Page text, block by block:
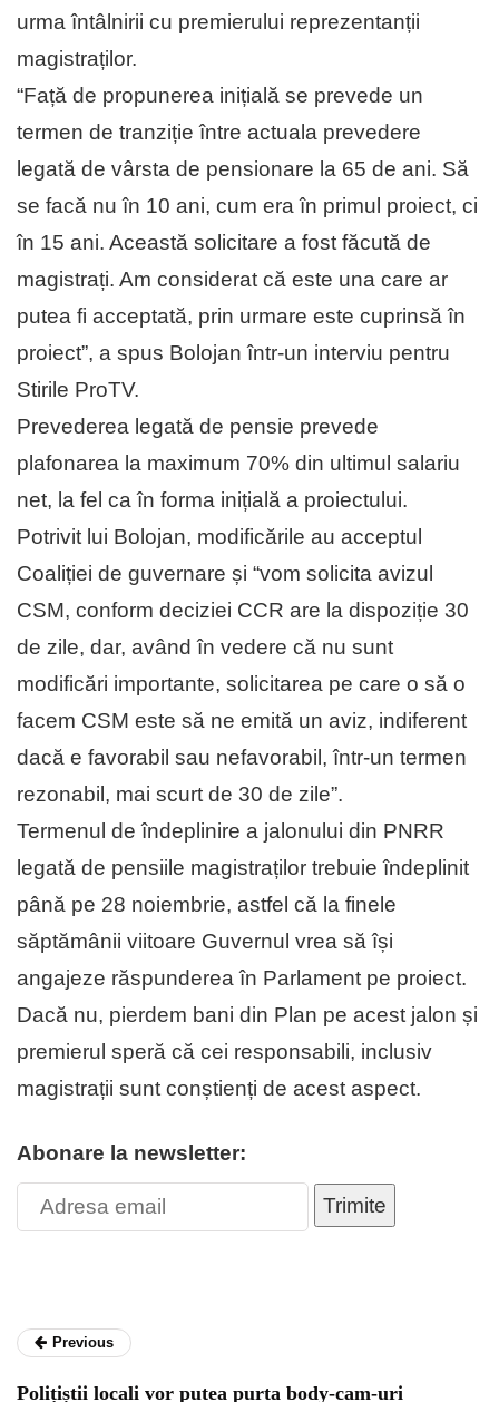
urma întâlnirii cu premierului reprezentanții
magistraților.
“Față de propunerea inițială se prevede un
termen de tranziție între actuala prevedere
legată de vârsta de pensionare la 65 de ani. Să
se facă nu în 10 ani, cum era în primul proiect, ci
în 15 ani. Această solicitare a fost făcută de
magistrați. Am considerat că este una care ar
putea fi acceptată, prin urmare este cuprinsă în
proiect”, a spus Bolojan într-un interviu pentru
Stirile ProTV.
Prevederea legată de pensie prevede
plafonarea la maximum 70% din ultimul salariu
net, la fel ca în forma inițială a proiectului.
Potrivit lui Bolojan, modificările au acceptul
Coaliției de guvernare și “vom solicita avizul
CSM, conform deciziei CCR are la dispoziție 30
de zile, dar, având în vedere că nu sunt
modificări importante, solicitarea pe care o să o
facem CSM este să ne emită un aviz, indiferent
dacă e favorabil sau nefavorabil, într-un termen
rezonabil, mai scurt de 30 de zile”.
Termenul de îndeplinire a jalonului din PNRR
legată de pensiile magistraților trebuie îndeplinit
până pe 28 noiembrie, astfel că la finele
săptămânii viitoare Guvernul vrea să își
angajeze răspunderea în Parlament pe proiect.
Dacă nu, pierdem bani din Plan pe acest jalon și
premierul speră că cei responsabili, inclusiv
magistrații sunt conștienți de acest aspect.
Abonare la newsletter:
Trimite
Previous
Polițiștii locali vor putea purta body-cam-uri